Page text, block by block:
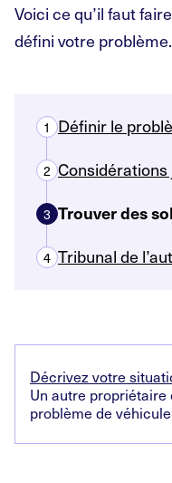
Voici ce qu’il faut
défini votre problème.
1 Définir le
2
3 Trouver des
4 Tribunal de
Décrivez votre
Un autre
problème de véhicule